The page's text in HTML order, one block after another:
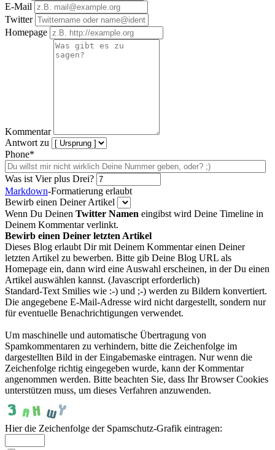
E-Mail
Twitter
Homepage
Kommentar
Antwort zu
Phone*
Was ist Vier plus Drei?
Markdown-Formatierung erlaubt
Bewirb einen Deiner Artikel
Wenn Du Deinen Twitter Namen eingibst wird Deine Timeline in
Deinem Kommentar verlinkt.
Bewirb einen Deiner letzten Artikel
Dieses Blog erlaubt Dir mit Deinem Kommentar einen Deiner
letzten Artikel zu bewerben. Bitte gib Deine Blog URL als
Homepage ein, dann wird eine Auswahl erscheinen, in der Du einen
Artikel auswählen kannst. (Javascript erforderlich)
Standard-Text Smilies wie :-) und ;-) werden zu Bildern konvertiert.
Die angegebene E-Mail-Adresse wird nicht dargestellt, sondern nur
für eventuelle Benachrichtigungen verwendet.
Um maschinelle und automatische Übertragung von
Spamkommentaren zu verhindern, bitte die Zeichenfolge im
dargestellten Bild in der Eingabemaske eintragen. Nur wenn die
Zeichenfolge richtig eingegeben wurde, kann der Kommentar
angenommen werden. Bitte beachten Sie, dass Ihr Browser Cookies
unterstützen muss, um dieses Verfahren anzuwenden.
Hier die Zeichenfolge der Spamschutz-Grafik eintragen: